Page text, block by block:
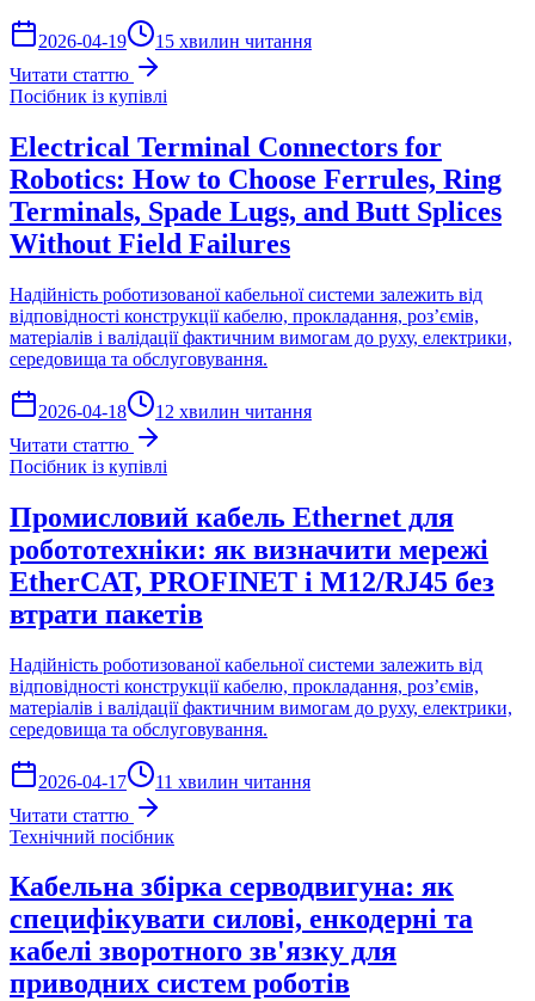
2026-04-19
15 хвилин читання
Читати статтю
Посібник із купівлі
Electrical Terminal Connectors for
Robotics: How to Choose Ferrules, Ring
Terminals, Spade Lugs, and Butt Splices
Without Field Failures
Надійність роботизованої кабельної системи залежить від
відповідності конструкції кабелю, прокладання, роз’ємів,
матеріалів і валідації фактичним вимогам до руху, електрики,
середовища та обслуговування.
2026-04-18
12 хвилин читання
Читати статтю
Посібник із купівлі
Промисловий кабель Ethernet для
робототехніки: як визначити мережі
EtherCAT, PROFINET і M12/RJ45 без
втрати пакетів
Надійність роботизованої кабельної системи залежить від
відповідності конструкції кабелю, прокладання, роз’ємів,
матеріалів і валідації фактичним вимогам до руху, електрики,
середовища та обслуговування.
2026-04-17
11 хвилин читання
Читати статтю
Технічний посібник
Кабельна збірка серводвигуна: як
специфікувати силові, енкодерні та
кабелі зворотного зв'язку для
приводних систем роботів